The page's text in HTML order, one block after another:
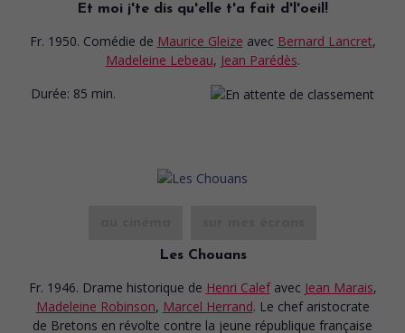
Et moi j'te dis qu'elle t'a fait d'l'oeil!
Fr. 1950. Comédie de Maurice Gleize avec Bernard Lancret,
Madeleine Lebeau, Jean Parédès.
Durée: 85 min.
Les Chouans
Fr. 1946. Drame historique de Henri Calef avec Jean Marais,
Madeleine Robinson, Marcel Herrand. Le chef aristocrate
de Bretons en révolte contre la jeune république française